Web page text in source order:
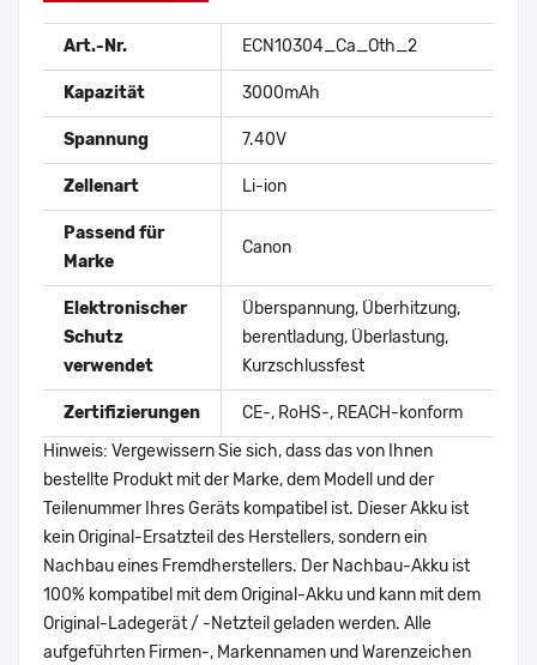
Art.-Nr. ECN10304_Ca_Oth_2
Kapazität 3000mAh
Spannung 7.40V
Zellenart Li-ion
Passend für
Marke
Canon
Elektronischer
Schutz
verwendet
Überspannung, Überhitzung,
berentladung, Überlastung,
Kurzschlussfest
Zertifizierungen
CE-, RoHS-, REACH-konform
Hinweis: Vergewissern Sie sich, dass das von Ihnen
bestellte Produkt mit der Marke, dem Modell und der
Teilenummer Ihres Geräts kompatibel ist. Dieser Akku ist
kein Original-Ersatzteil des Herstellers, sondern ein
Nachbau eines Fremdherstellers. Der Nachbau-Akku ist
100% kompatibel mit dem Original-Akku und kann mit dem
Original-Ladegerät / -Netzteil geladen werden. Alle
aufgeführten Firmen-, Markennamen und Warenzeichen